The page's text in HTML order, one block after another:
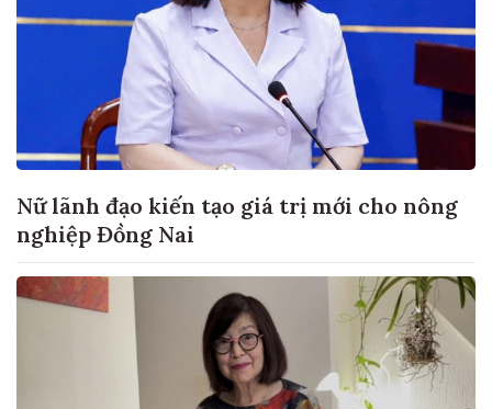
Nữ lãnh đạo kiến tạo giá trị mới cho nông
nghiệp Đồng Nai